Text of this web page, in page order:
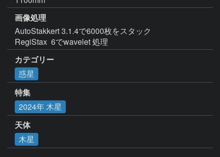
画像処理
AutoStakkert 3.1.4で6000枚をスタック
RegiStax  6でwavelet 処理
カテゴリー
惑星
特集
2024年 木星
天体
木星